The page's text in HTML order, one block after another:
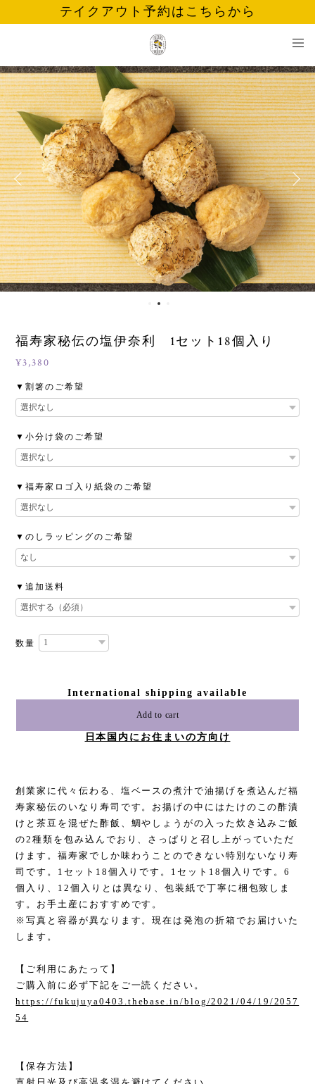
テイクアウト予約はこちらから
福寿家秘伝の塩伊奈利 1セット18個入り
¥3,380
▼割箸のご希望
▼小分け袋のご希望
▼福寿家ロゴ入り紙袋のご希望
▼のしラッピングのご希望
▼追加送料
数量
International shipping available
Add to cart
日本国内にお住まいの方向け
創業家に代々伝わる、塩ベースの煮汁で油揚げを煮込んだ福
寿家秘伝のいなり寿司です。お揚げの中にはたけのこの酢漬
けと茶豆を混ぜた酢飯、鯛やしょうがの入った炊き込みご飯
の2種類を包み込んでおり、さっぱりと召し上がっていただ
けます。福寿家でしか味わうことのできない特別ないなり寿
司です。1セット18個入りです。1セット18個入りです。6
個入り、12個入りとは異なり、包装紙で丁寧に梱包致しま
す。お手土産におすすめです。
※写真と容器が異なります。現在は発泡の折箱でお届けいた
します。
【ご利用にあたって】
ご購入前に必ず下記をご一読ください。
https://fukujuya0403.thebase.in/blog/2021/04/19/2057
54
【保存方法】